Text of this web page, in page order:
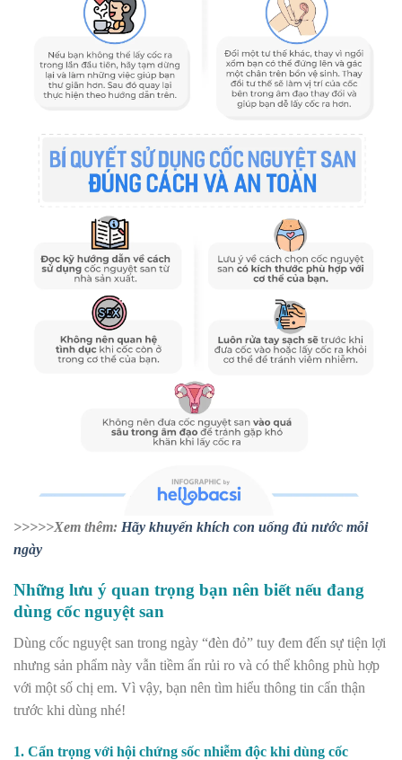
>>>>>Xem thêm: Hãy khuyến khích con uống đủ nước mỗi
ngày
Những lưu ý quan trọng bạn nên biết nếu đang
dùng cốc nguyệt san
Dùng cốc nguyệt san trong ngày “đèn đỏ” tuy đem đến sự tiện lợi
nhưng sản phẩm này vẫn tiềm ẩn rủi ro và có thể không phù hợp
với một số chị em. Vì vậy, bạn nên tìm hiểu thông tin cẩn thận
trước khi dùng nhé!
1. Cẩn trọng với hội chứng sốc nhiễm độc khi dùng cốc